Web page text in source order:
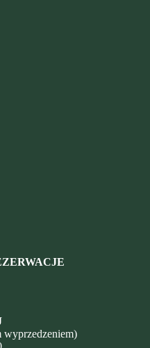
wyprzedzeniem)